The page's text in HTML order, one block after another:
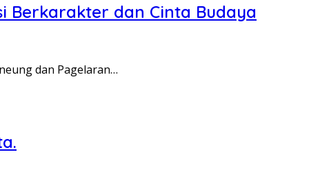
Berkarakter dan Cinta Budaya
dan Pagelaran…